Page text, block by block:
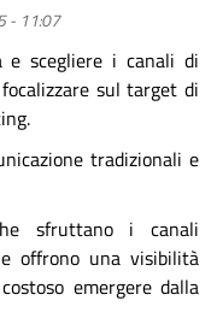
- 11:07
e scegliere i canali di
sul target di
tradizionali e
sfruttano i canali
offrono una visibilità
emergere dalla